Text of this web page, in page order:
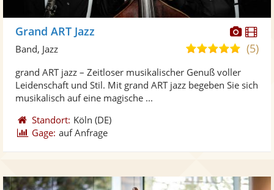
Grand ART Jazz
4,9(5)
Band, Jazz
grand ART jazz – Zeitloser musikalischer Genuß voller
Leidenschaft und Stil. Mit grand ART jazz begeben Sie sich
musikalisch auf eine magische ...
Standort: Köln (DE)
Gage: auf Anfrage